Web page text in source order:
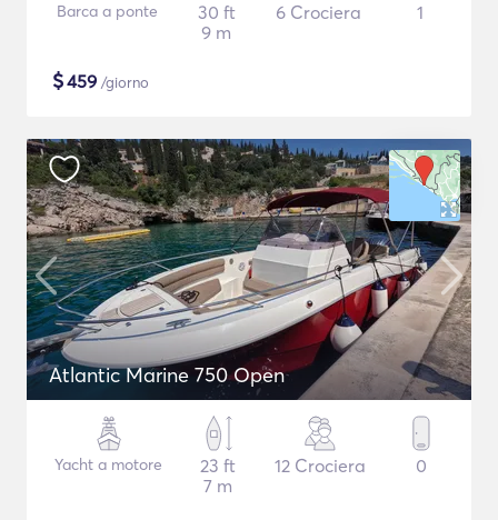
Barca a ponte
30 ft
9 m
6 Crociera 1
$459 /giorno
Atlantic Marine 750 Open
Yacht a motore
23 ft
7 m
12 Crociera 0